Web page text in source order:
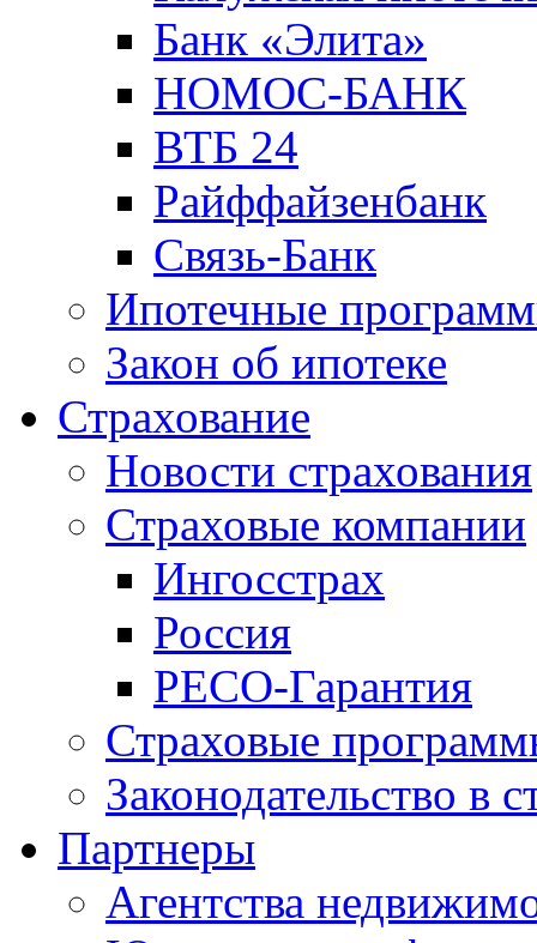
Банк «Элита»
НОМОС-БАНК
ВТБ 24
Райффайзенбанк
Связь-Банк
Ипотечные
Закон об ипотеке
Страхование
Новости страхования
Страховые компании
Ингосстрах
Россия
РЕСО-Гарантия
Страховые
Законодательство в
Партнеры
Агентства